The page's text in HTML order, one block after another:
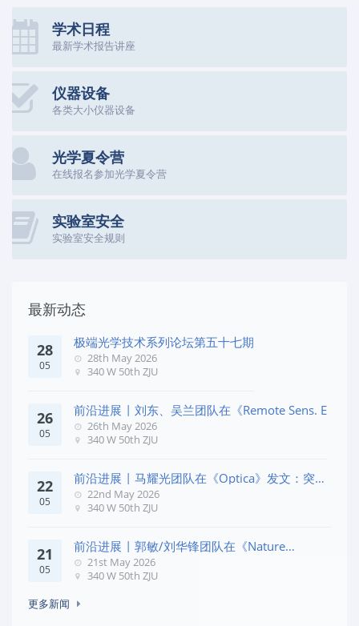
学术日程
最新学术报告讲座
仪器设备
各类大小仪器设备
光学夏令营
在线报名参加光学夏令营
实验室安全
实验室安全规则
最新动态
28
05
极端光学技术系列论坛第五十七期
28th May 2026
340 W 50th ZJU
26
05
前沿进展 | 刘东、吴兰团队在《Remote Sens. E
26th May 2026
340 W 50th ZJU
22
05
前沿进展 | 马耀光团队在《Optica》发文：突破
几何相位
22nd May 2026
340 W 50th ZJU
21
05
前沿进展 | 郭敏/刘华锋团队在《Nature
Commun
21st May 2026
340 W 50th ZJU
更多新闻